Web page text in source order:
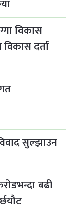
विकास
दर्ता
सुल्झाउन
बढी